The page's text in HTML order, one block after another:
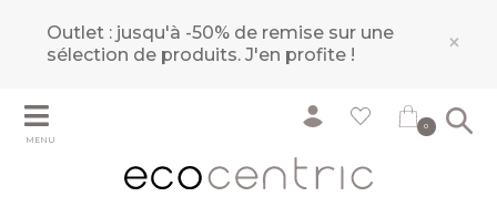
Outlet : jusqu'à -50% de remise sur une
sélection de produits.J'en profite ! ×
MENU
0